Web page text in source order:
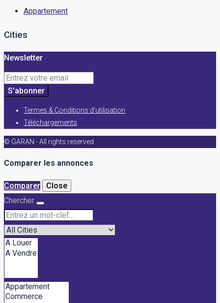
Appartement
Cities
Newsletter
S'abonner
Termes & Conditions d’utilisation
Téléchargements
© GARAN - All rights reserved
Comparer les annonces
Comparer
Close
Chercher